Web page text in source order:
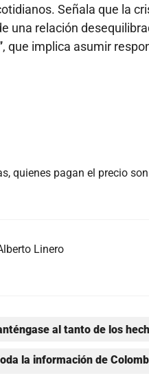
Señala que la
una relación
, que implica asumir
quienes pagan el precio
Linero
al tanto de los
la información de